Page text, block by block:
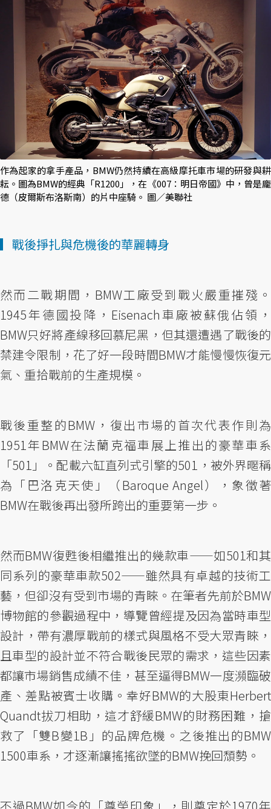
作為起家的拿手產品，BMW仍然持續在高級摩托車市場的研發與耕
耘。圖為BMW的經典「R1200」，在《007：明日帝國》中，曾是龐
德（皮爾斯布洛斯南）的片中座騎。 圖／美聯社
▎戰後掙扎與危機後的華麗轉身
然而二戰期間，BMW工廠受到戰火嚴重摧殘。
1945年德國投降，Eisenach車廠被蘇俄佔領，
BMW只好將產線移回慕尼黑，但其還遭遇了戰後的
禁建令限制，花了好一段時間BMW才能慢慢恢復元
氣、重拾戰前的生產規模。
戰後重整的BMW，復出市場的首次代表作則為
1951年BMW在法蘭克福車展上推出的豪華車系
「501」。配載六缸直列式引擎的501，被外界暱稱
為「巴洛克天使」（Baroque Angel），象徵著
BMW在戰後再出發所跨出的重要第一步。
然而BMW復甦後相繼推出的幾款車——如501和其
同系列的豪華車款502——雖然具有卓越的技術工
藝，但卻沒有受到市場的青睞。在筆者先前於BMW
博物館的參觀過程中，導覽曾經提及因為當時車型
設計，帶有濃厚戰前的樣式與風格不受大眾青睞，
且車型的設計並不符合戰後民眾的需求，這些因素
都讓市場銷售成績不佳，甚至逼得BMW一度瀕臨破
產、差點被賓士收購。幸好BMW的大股東Herbert
Quandt拔刀相助，這才舒緩BMW的財務困難，搶
救了「雙B變1B」的品牌危機。之後推出的BMW
1500車系，才逐漸讓搖搖欲墜的BMW挽回頹勢。
不過BMW如今的「尊榮印象」，則奠定於1970年